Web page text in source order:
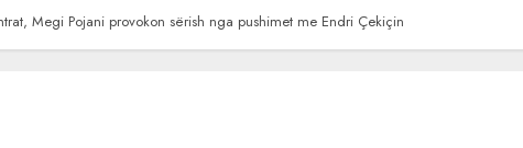
Megi Pojani provokon sërish nga pushimet me Endri Çekiçin